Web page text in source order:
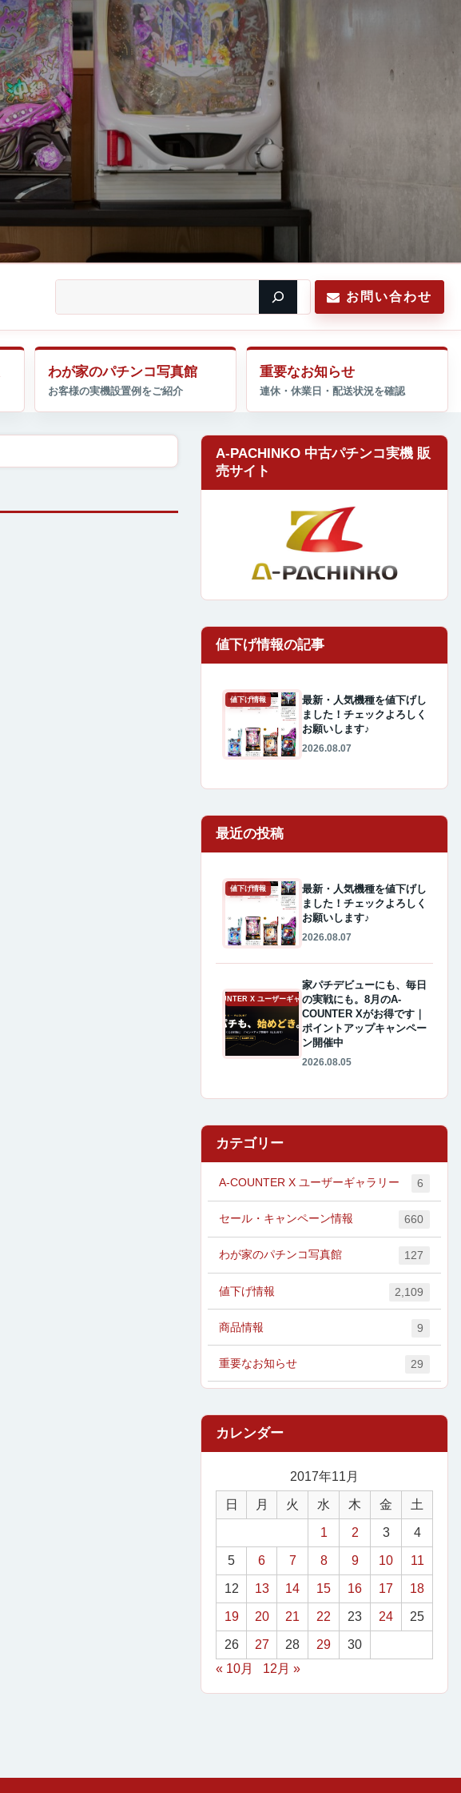
お問い合わせ
わが家のパチンコ写真館 重要なお知らせ
A-PACHINKO 中古パチンコ実機 販
売サイト
値下げ情報
最新・人気機種を値下げし
ました！チェックよろしく
お願いします♪
2026.08.07
最近の投稿
値下げ情報
最新・人気機種を値下げし
ました！チェックよろしく
お願いします♪
2026.08.07
A-COUNTER X ユーザーギャラリー
家パチデビューにも、毎日
の実戦にも。8月のA-
COUNTER Xがお得です｜
ポイントアップキャンペー
ン開催中
2026.08.05
カテゴリー
A-COUNTER X ユーザーギャラリー 6
セール・キャンペーン情報 660
わが家のパチンコ写真館 127
値下げ情報 2,109
商品情報 9
重要なお知らせ 29
2017年11月
日 月 火 水 木 金 土
1 2 3 4
5 6 7 8 9 10 11
12 13 14 15 16 17 18
19 20 21 22 23 24 25
26 27 28 29
30
« 10月
12月 »